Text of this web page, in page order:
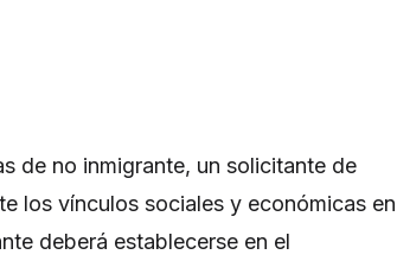
de no inmigrante, un solicitante de
los vínculos sociales y económicas en
deberá establecerse en el